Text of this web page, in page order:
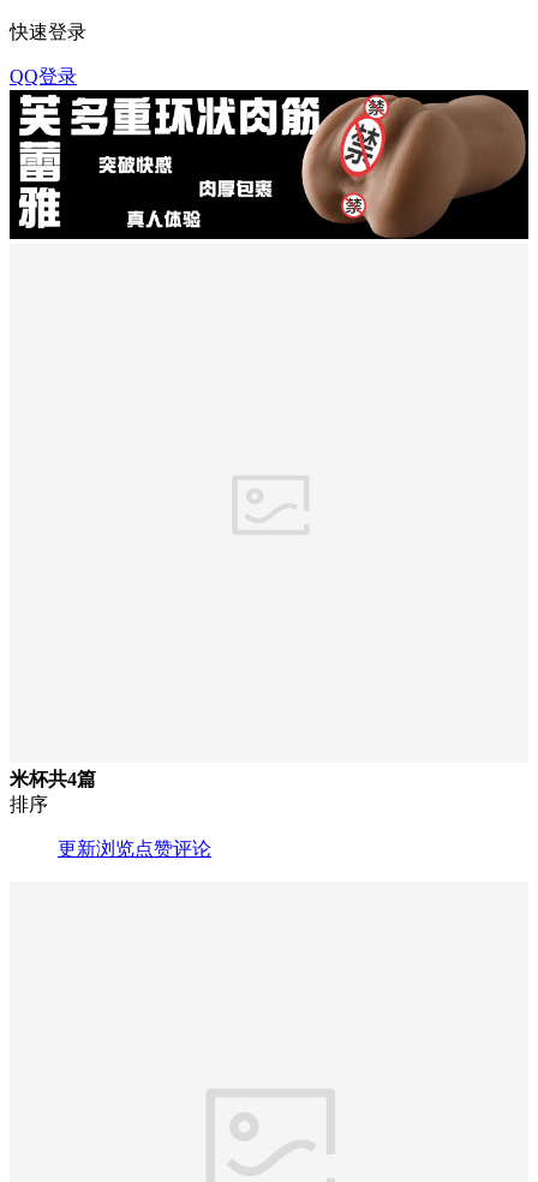
快速登录
QQ登录
米杯共4篇
排序
更新浏览点赞评论